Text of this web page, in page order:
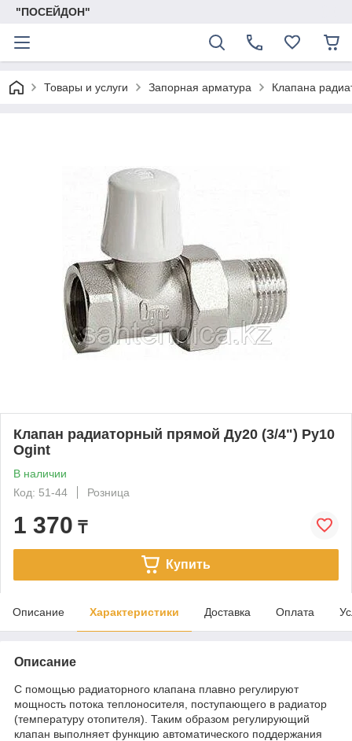
"ПОСЕЙДОН"
Товары и услуги Запорная арматура Клапана
Клапан радиаторный прямой Ду20 (3/4") Ру10
Ogint
В наличии
Код: 51-44
Розница
1 370 ₸
Купить
Описание Характеристики Доставка Оплата
Описание
С помощью радиаторного клапана плавно регулируют
мощность потока теплоносителя, поступающего в радиатор
(температуру отопителя). Таким образом регулирующий
клапан выполняет функцию автоматического поддержания